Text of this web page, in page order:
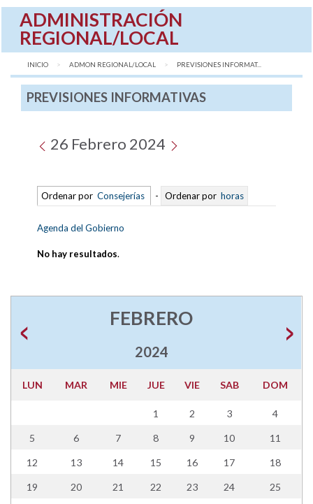
ADMINISTRACIÓN
REGIONAL/LOCAL
INICIO ADMON REGIONAL/LOCAL AQUÍ:
PREVISIONES INFORMAT...
PREVISIONES INFORMATIVAS
26 Febrero 2024
Ordenar por Consejerías - Ordenar por horas
Agenda del Gobierno
No hay resultados.
FEBRERO
2024
LUN MAR MIE JUE VIE SAB DOM
1 2 3 4
5 6 7 8 9 10 11
12 13 14 15 16 17 18
19 20 21 22 23 24 25